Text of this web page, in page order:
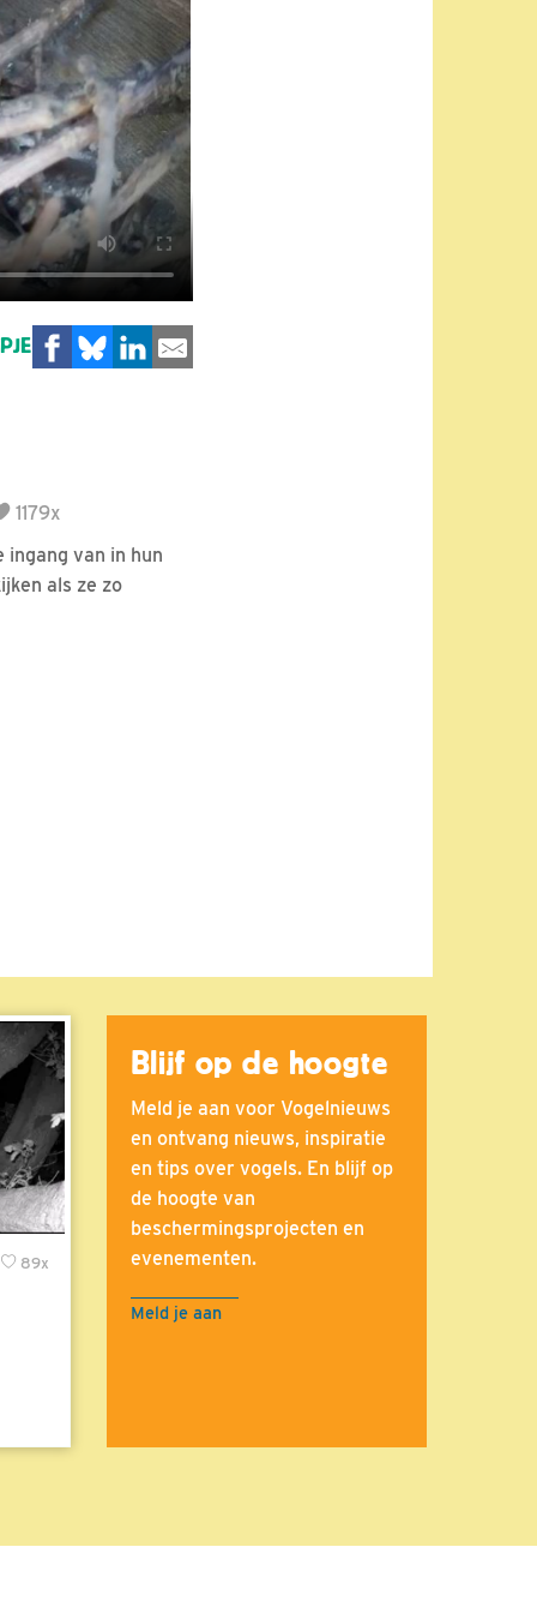
1179x
ingang van in hun
als ze zo
89x
Blijf op de hoogte
Meld je aan voor Vogelnieuws
en ontvang nieuws, inspiratie
en tips over vogels. En blijf op
de hoogte van
beschermingsprojecten en
evenementen.
Meld je aan